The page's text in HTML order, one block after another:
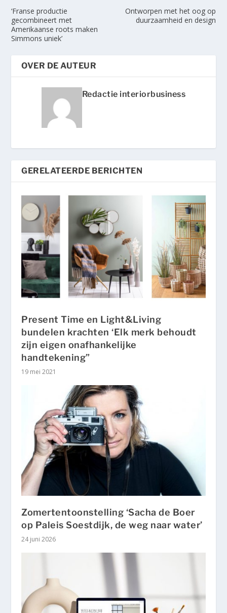
‘Franse productie
gecombineert met
Amerikaanse roots maken
Simmons uniek’
Ontworpen met het oog op
duurzaamheid en design
OVER DE AUTEUR
Redactie interiorbusiness
GERELATEERDE BERICHTEN
Present Time en Light&Living
bundelen krachten ‘Elk merk behoudt
zijn eigen onafhankelijke
handtekening”
19 mei 2021
Zomertentoonstelling ‘Sacha de Boer
op Paleis Soestdijk, de weg naar water’
24 juni 2026